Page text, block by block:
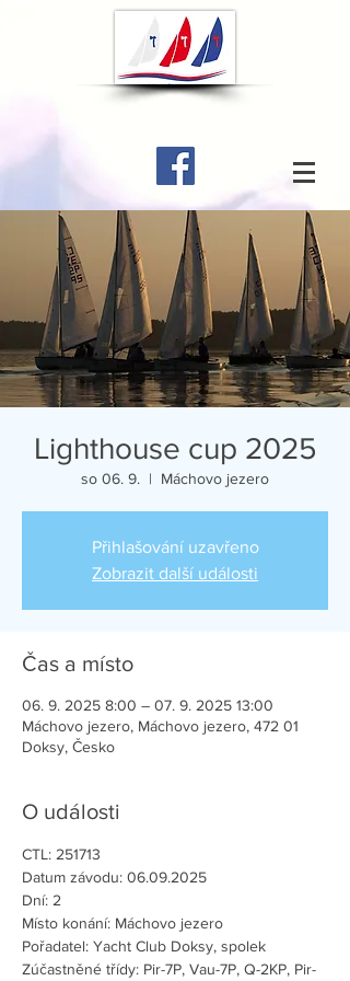
Lighthouse cup 2025
so 06. 9.
  |
Máchovo jezero
Přihlašování uzavřeno
Zobrazit další události
Čas a místo
06. 9. 2025 8:00 – 07. 9. 2025 13:00
Máchovo jezero, Máchovo jezero, 472 01
Doksy, Česko
O události
CTL: 251713
Datum závodu: 06.09.2025
Dní: 2
Místo konání: Máchovo jezero
Pořadatel: Yacht Club Doksy, spolek
Zúčastněné třídy: Pir-7P, Vau-7P, Q-2KP, Pir-